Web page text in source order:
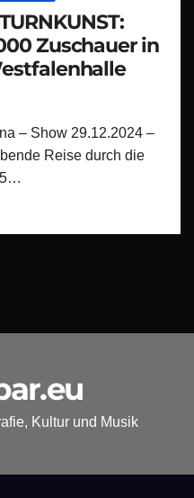
Zuschauer in
– Show 29.12.2024 –
Reise durch die
Kultur und Musik